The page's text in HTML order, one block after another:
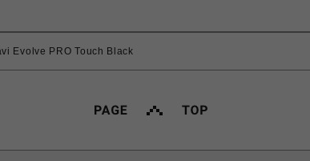
Evolve PRO Touch Black